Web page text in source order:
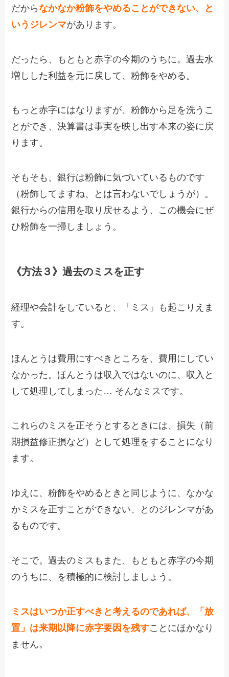
だからなかなか粉飾をやめることができない、と
いうジレンマがあります。
だったら、もともと赤字の今期のうちに。過去水
増しした利益を元に戻して、粉飾をやめる。
もっと赤字にはなりますが、粉飾から足を洗うこ
とができ、決算書は事実を映し出す本来の姿に戻
ります。
そもそも、銀行は粉飾に気づいているものです
（粉飾してますね、とは言わないでしょうが）。
銀行からの信用を取り戻せるよう、この機会にぜ
ひ粉飾を一掃しましょう。
《方法３》過去のミスを正す
経理や会計をしていると、「ミス」も起こりえま
す。
ほんとうは費用にすべきところを、費用にしてい
なかった。ほんとうは収入ではないのに、収入と
して処理してしまった… そんなミスです。
これらのミスを正そうとするときには、損失（前
期損益修正損など）として処理をすることになり
ます。
ゆえに、粉飾をやめるときと同じように、なかな
かミスを正すことができない、とのジレンマがあ
るものです。
そこで。過去のミスもまた、もともと赤字の今期
のうちに、を積極的に検討しましょう。
ミスはいつか正すべきと考えるのであれば、「放
置」は来期以降に赤字要因を残すことにほかなり
ません。